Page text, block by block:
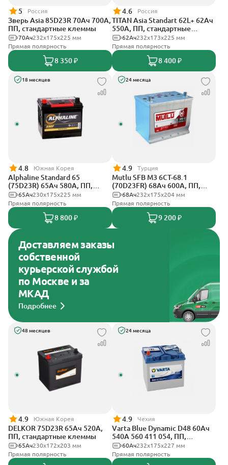
5 Россия
Зверь Asia 85D23R 70Ач 700А,
ПП, стандартные клеммы
232x175x225 мм
70Ач
Прямая полярность
8 350 ₽
4.6 Россия
TITAN Asia Standart 62L+ 62Ач
550А, ПП, стандартные
клеммы232x173x225 мм
62Ач
Прямая полярность
8 400 ₽
18 месяцев
4.8 Южная Корея
Alphaline Standard 65
(75D23R) 65Ач 580А, ПП,
стандартные клеммы
230x175x225 мм
65Ач
Прямая полярность
8 800 ₽
24 месяца
4.9 Турция
Mutlu SFB M3 6СТ-68.1
(70D23FR) 68Ач 600А, ПП,
стандартные клеммы
232х175х204 мм
68Ач
Прямая полярность
9 200 ₽
Доставляем заказы
собственной
курьерской службой
по Москве и за
МКАД
Подробнее
48 месяцев
4.9 Южная Корея
DELKOR 75D23R 65Ач 520А,
ПП, стандартные клеммы
230х172х203 мм
65Ач
Прямая полярность
24 месяца
4.9 Чехия
Varta Blue Dynamic D48 60Ач
540А 560 411 054, ПП,
стандартные клеммы
232х175х227 мм
60Ач
Прямая полярность